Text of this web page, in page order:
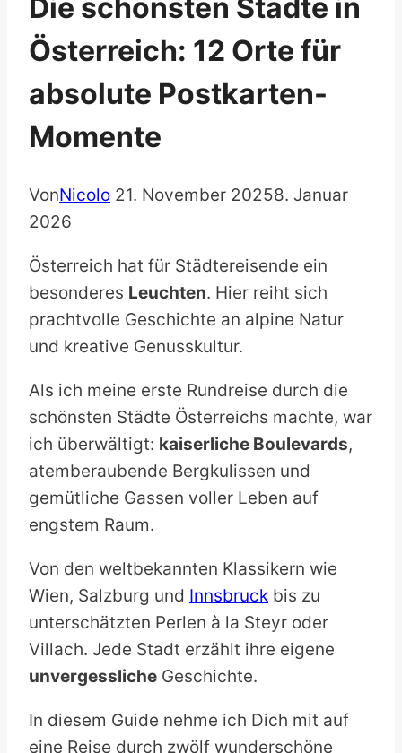
Die schönsten Städte in
Österreich: 12 Orte für
absolute Postkarten-
Momente
VonNicolo 21. November 20258. Januar
2026
Österreich hat für Städtereisende ein
besonderes Leuchten. Hier reiht sich
prachtvolle Geschichte an alpine Natur
und kreative Genusskultur.
Als ich meine erste Rundreise durch die
schönsten Städte Österreichs machte, war
ich überwältigt: kaiserliche Boulevards,
atemberaubende Bergkulissen und
gemütliche Gassen voller Leben auf
engstem Raum.
Von den weltbekannten Klassikern wie
Wien, Salzburg und Innsbruck bis zu
unterschätzten Perlen à la Steyr oder
Villach. Jede Stadt erzählt ihre eigene
unvergessliche Geschichte.
In diesem Guide nehme ich Dich mit auf
eine Reise durch zwölf wunderschöne